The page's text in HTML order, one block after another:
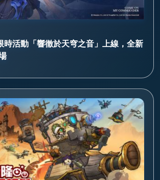
時活動「響徹於天穹之音」上線，全新